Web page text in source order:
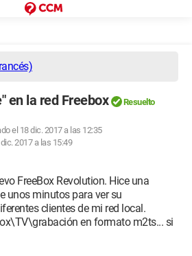
en la red Freebox Resuelto
el 18 dic. 2017 a las 12:35
2017 a las 15:49
FreeBox Revolution. Hice una
unos minutos para ver su
clientes de mi red local.
en formato m2ts... si